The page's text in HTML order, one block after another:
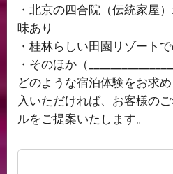
・北京の四合院（伝統家屋
味あり
・桂林らしい田園リゾート
・そのほか（
どのような宿泊体験をお求
入いただければ、お客様の
ルをご提案いたします。